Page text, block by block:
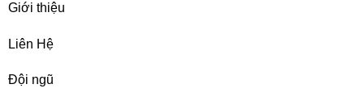
Giới thiệu
Liên Hệ
Đội ngũ